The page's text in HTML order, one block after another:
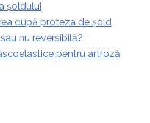
șoldului
după proteza de șold
nu reversibilă?
pentru artroză